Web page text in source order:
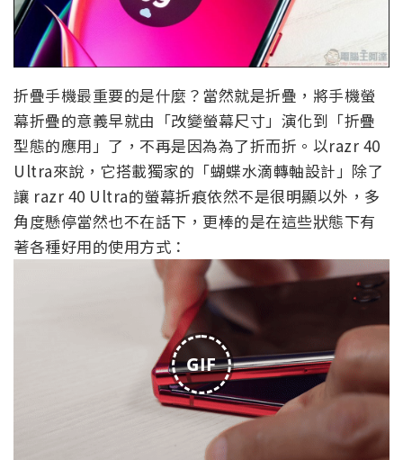
折疊手機最重要的是什麼？當然就是折疊，將手機螢
幕折疊的意義早就由「改變螢幕尺寸」演化到「折疊
型態的應用」了，不再是因為為了折而折。以razr 40
Ultra來說，它搭載獨家的「蝴蝶水滴轉軸設計」除了
讓 razr 40 Ultra的螢幕折痕依然不是很明顯以外，多
角度懸停當然也不在話下，更棒的是在這些狀態下有
著各種好用的使用方式：
GIF